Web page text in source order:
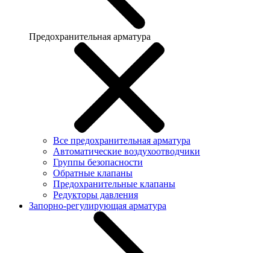
Предохранительная арматура
Все предохранительная арматура
Автоматические воздухоотводчики
Группы безопасности
Обратные клапаны
Предохранительные клапаны
Редукторы давления
Запорно-регулирующая арматура